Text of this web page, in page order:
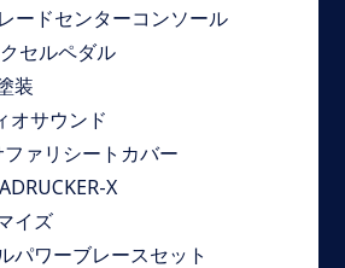
ードセンターコンソール
セルペダル
装
オサウンド
ファリシートカバー
X
イズ
パワーブレースセット